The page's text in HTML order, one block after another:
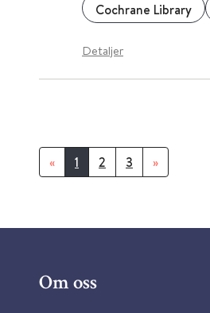
Cochrane Library
Detaljer
« 1 2 3 »
Om oss